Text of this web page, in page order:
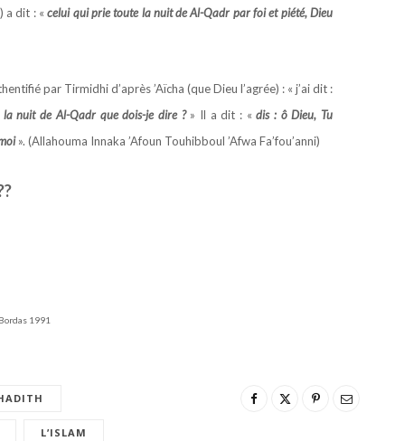
a dit : «celui qui prie toute la nuit de Al-Qadr par foi et piété, Dieu
par Tirmidhi d’après ’Aïcha (que Dieu l’agrée) : « j’ai dit :
nuit de Al-Qadr que dois-je dire ? » Il a dit : «dis : ô Dieu, Tu
». (Allahouma Innaka ’Afoun Touhibboul ’Afwa Fa’fou’anni)
1991
L’ISLAM